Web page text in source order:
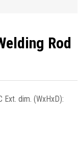
Rod
dim. (WxHxD):